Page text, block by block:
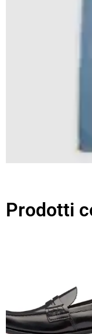
Prodotti